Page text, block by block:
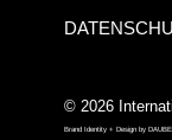
© 2026
Brand Identity + Design by